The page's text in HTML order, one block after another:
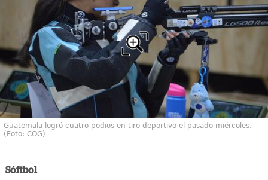
Guatemala logró cuatro podios en tiro deportivo el pasado miércoles.
(Foto: COG)
Sóftbol